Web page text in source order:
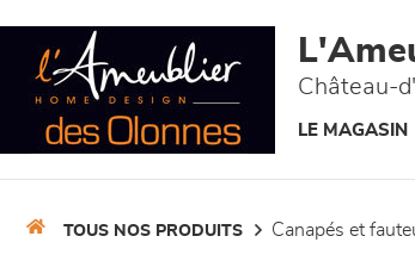
Château-
LE MAGASIN
TOUS NOS PRODUITS canapés et